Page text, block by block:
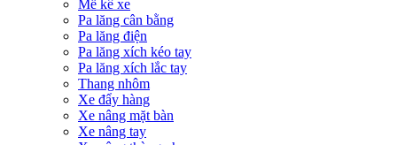
Mễ kê xe
Pa lăng cân bằng
Pa lăng điện
Pa lăng xích kéo tay
Pa lăng xích lắc tay
Thang nhôm
Xe đẩy hàng
Xe nâng mặt bàn
Xe nâng tay